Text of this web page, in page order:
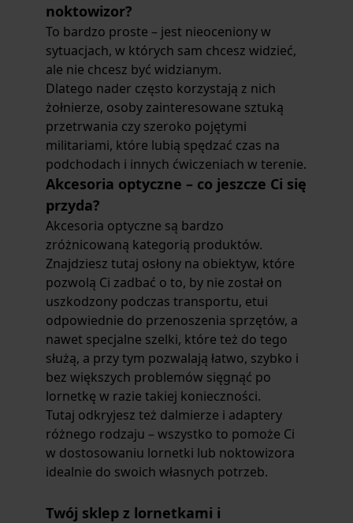
noktowizor?
To bardzo proste – jest nieoceniony w
sytuacjach, w których sam chcesz widzieć,
ale nie chcesz być widzianym.
Dlatego nader często korzystają z nich
żołnierze, osoby zainteresowane sztuką
przetrwania czy szeroko pojętymi
militariami, które lubią spędzać czas na
podchodach i innych ćwiczeniach w terenie.
Akcesoria optyczne – co jeszcze Ci się
przyda?
Akcesoria optyczne są bardzo
zróżnicowaną kategorią produktów.
Znajdziesz tutaj osłony na obiektyw, które
pozwolą Ci zadbać o to, by nie został on
uszkodzony podczas transportu, etui
odpowiednie do przenoszenia sprzętów, a
nawet specjalne szelki, które też do tego
służą, a przy tym pozwalają łatwo, szybko i
bez większych problemów sięgnąć po
lornetkę w razie takiej konieczności.
Tutaj odkryjesz też dalmierze i adaptery
różnego rodzaju – wszystko to pomoże Ci
w dostosowaniu lornetki lub noktowizora
idealnie do swoich własnych potrzeb.
Twój sklep z lornetkami i